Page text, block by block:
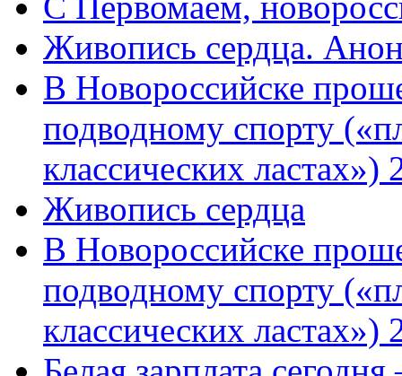
Живопись сердца.
В Новороссийске
подводному спорту
классических
Живопись сердца
В Новороссийске
подводному спорту
классических ластах»)